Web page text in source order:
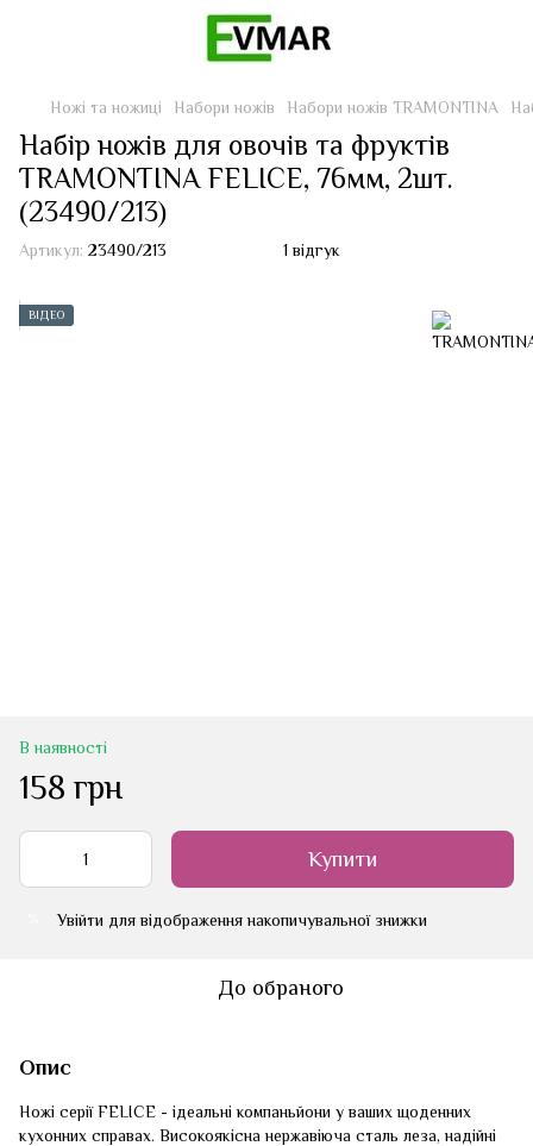
Ножі та ножиці Набори ножів Набори ножів TRAMONTINA
Набір ножів для овочів та фруктів
TRAMONTINA FELICE, 76мм, 2шт.
(23490/213)
Артикул: 23490/213 1 відгук
ВІДЕО
В наявності
158 грн
Купити
Увійти для відображення накопичувальної знижки
До обраного
Опис
Ножі серії FELICE - ідеальні компаньйони у ваших щоденних
кухонних справах. Високоякісна нержавіюча сталь леза, надійні